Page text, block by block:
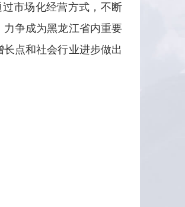
市场化经营方式，不断
争成为黑龙江省内重要
点和社会行业进步做出